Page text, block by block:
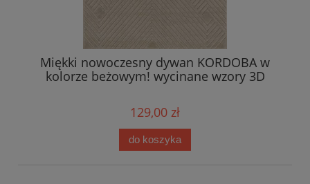
Miękki nowoczesny dywan KORDOBA w
kolorze beżowym! wycinane wzory 3D
129,00 zł
do koszyka